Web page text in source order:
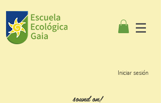
Iniciar sesión
sound on!